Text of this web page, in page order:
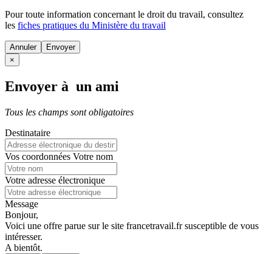
Pour toute information concernant le droit du travail, consultez
les fiches pratiques du Ministère du travail
Annuler
×
Envoyer à un ami
Tous les champs sont obligatoires
Destinataire
Vos coordonnées Votre nom
Votre adresse électronique
Message
Bonjour,
Voici une offre parue sur le site francetravail.fr susceptible de vous
intéresser.
A bientôt.